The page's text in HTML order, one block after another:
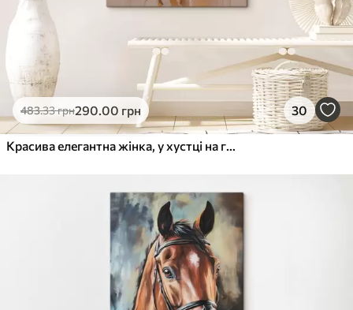
483.33грн290.00 грн 30
Красива елегантна жінка, у хустці на голові